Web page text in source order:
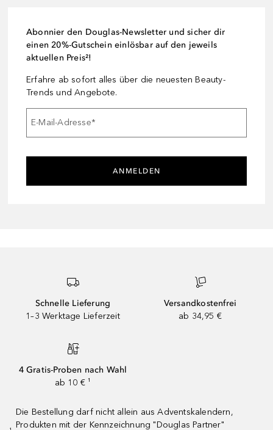
Abonnier den Douglas-Newsletter und sicher dir
einen 20%-Gutschein einlösbar auf den jeweils
aktuellen Preis²!
Erfahre ab sofort alles über die neuesten Beauty-
Trends und Angebote.
E-Mail-Adresse*
ANMELDEN
Schnelle Lieferung
1–3 Werktage Lieferzeit
Versandkostenfrei
ab 34,95 €
4 Gratis-Proben nach Wahl
ab 10 € ¹
Die Bestellung darf nicht allein aus Adventskalendern,
Produkten mit der Kennzeichnung "Douglas Partner"